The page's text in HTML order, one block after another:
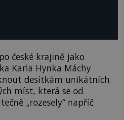
české krajině jako
Karla Hynka Máchy
desítkám unikátních
míst, která se od
„rozesely“ napříč